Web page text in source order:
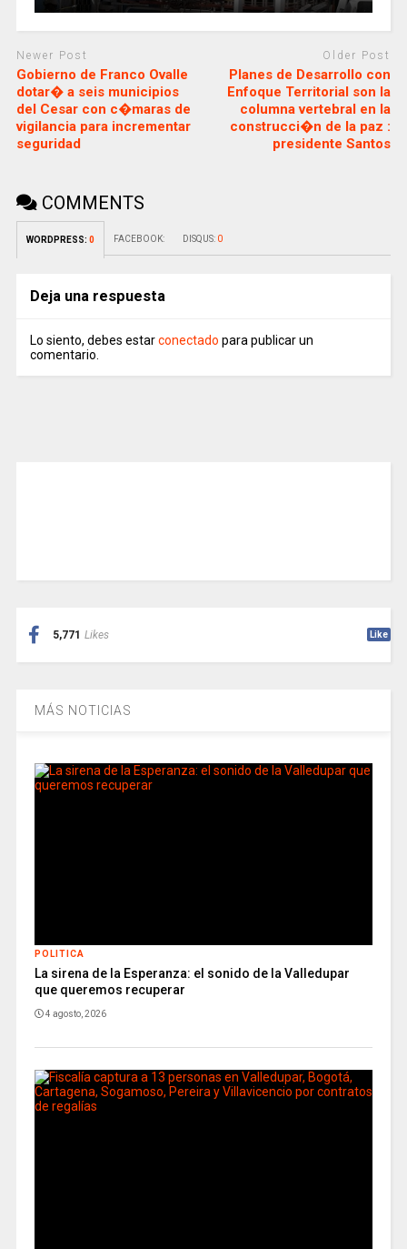
Newer Post
Gobierno de Franco Ovalle
dotar� a seis municipios
del Cesar con c�maras de
vigilancia para incrementar
seguridad
Older Post
Planes de Desarrollo con
Enfoque Territorial son la
columna vertebral en la
construcci�n de la paz :
presidente Santos
COMMENTS
WORDPRESS: 0 FACEBOOK: DISQUS: 0
Deja una respuesta
Lo siento, debes estarconectado para publicar un
comentario.
5,771 Likes Like
MÁS NOTICIAS
POLITICA
La sirena de la Esperanza: el sonido de la Valledupar
que queremos recuperar
4 agosto, 2026